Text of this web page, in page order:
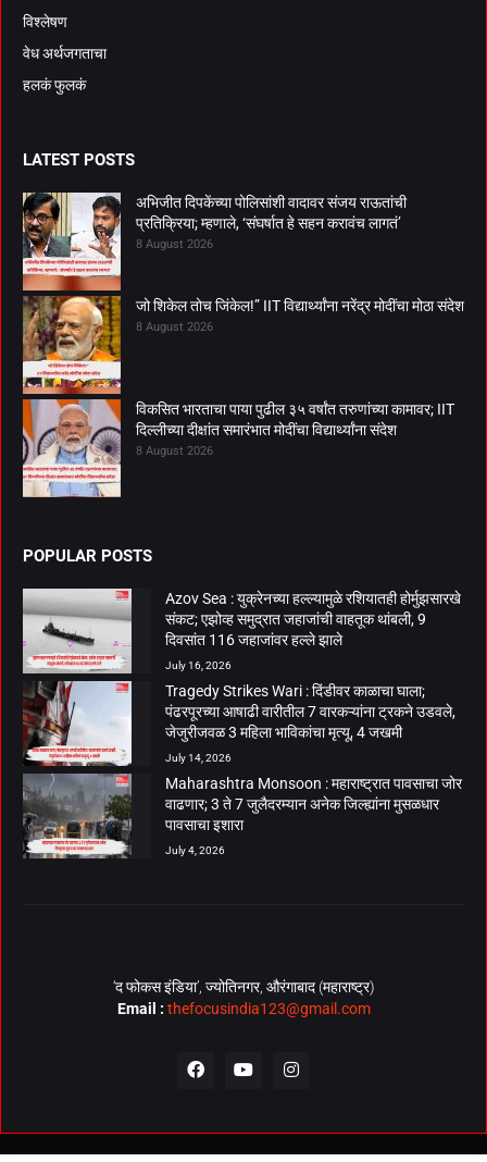
विश्लेषण
वेध अर्थजगताचा
हलकं फुलकं
LATEST POSTS
अभिजीत दिपकेंच्या पोलिसांशी वादावर संजय राऊतांची
प्रतिक्रिया; म्हणाले, ‘संघर्षात हे सहन करावंच लागतं’
8 August 2026
जो शिकेल तोच जिंकेल!” IIT विद्यार्थ्यांना नरेंद्र मोदींचा मोठा संदेश
8 August 2026
विकसित भारताचा पाया पुढील ३५ वर्षांत तरुणांच्या कामावर; IIT
दिल्लीच्या दीक्षांत समारंभात मोदींचा विद्यार्थ्यांना संदेश
8 August 2026
POPULAR POSTS
Azov Sea : युक्रेनच्या हल्ल्यामुळे रशियातही होर्मुझसारखे
संकट; एझोव्ह समुद्रात जहाजांची वाहतूक थांबली, 9
दिवसांत 116 जहाजांवर हल्ले झाले
July 16, 2026
Tragedy Strikes Wari : दिंडीवर काळाचा घाला;
पंढरपूरच्या आषाढी वारीतील 7 वारकऱ्यांना ट्रकने उडवले,
जेजुरीजवळ 3 महिला भाविकांचा मृत्यू, 4 जखमी
July 14, 2026
Maharashtra Monsoon : महाराष्ट्रात पावसाचा जोर
वाढणार; 3 ते 7 जुलैदरम्यान अनेक जिल्ह्यांना मुसळधार
पावसाचा इशारा
July 4, 2026
‘द फोकस इंडिया’, ज्योतिनगर, औरंगाबाद (महाराष्ट्र)
Email : thefocusindia123@gmail.com